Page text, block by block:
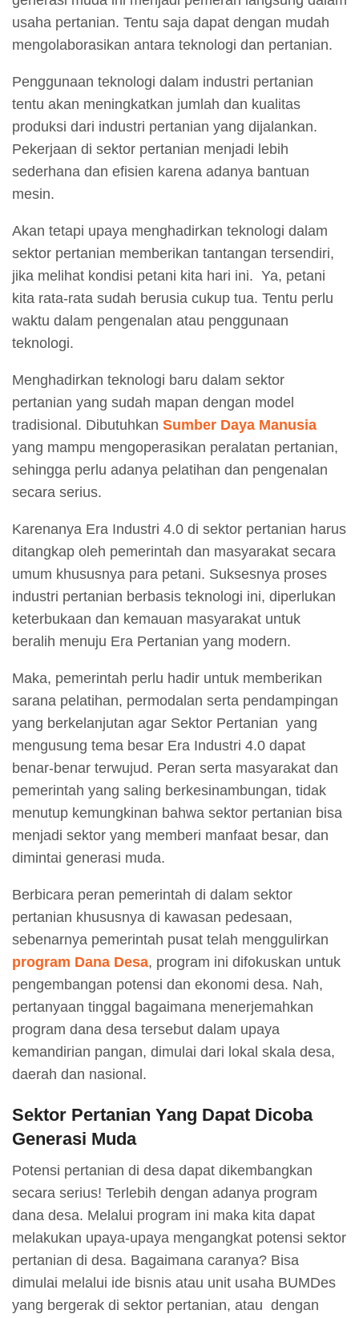
usaha pertanian. Tentu saja dapat dengan mudah
mengolaborasikan antara teknologi dan pertanian.
Penggunaan teknologi dalam industri pertanian
tentu akan meningkatkan jumlah dan kualitas
produksi dari industri pertanian yang dijalankan.
Pekerjaan di sektor pertanian menjadi lebih
sederhana dan efisien karena adanya bantuan
mesin.
Akan tetapi upaya menghadirkan teknologi dalam
sektor pertanian memberikan tantangan tersendiri,
jika melihat kondisi petani kita hari ini. Ya, petani
kita rata-rata sudah berusia cukup tua. Tentu perlu
waktu dalam pengenalan atau penggunaan
teknologi.
Menghadirkan teknologi baru dalam sektor
pertanian yang sudah mapan dengan model
tradisional. Dibutuhkan Sumber Daya Manusia
yang mampu mengoperasikan peralatan pertanian,
sehingga perlu adanya pelatihan dan pengenalan
secara serius.
Karenanya Era Industri 4.0 di sektor pertanian harus
ditangkap oleh pemerintah dan masyarakat secara
umum khususnya para petani. Suksesnya proses
industri pertanian berbasis teknologi ini, diperlukan
keterbukaan dan kemauan masyarakat untuk
beralih menuju Era Pertanian yang modern.
Maka, pemerintah perlu hadir untuk memberikan
sarana pelatihan, permodalan serta pendampingan
yang berkelanjutan agar Sektor Pertanian yang
mengusung tema besar Era Industri 4.0 dapat
benar-benar terwujud. Peran serta masyarakat dan
pemerintah yang saling berkesinambungan, tidak
menutup kemungkinan bahwa sektor pertanian bisa
menjadi sektor yang memberi manfaat besar, dan
dimintai generasi muda.
Berbicara peran pemerintah di dalam sektor
pertanian khususnya di kawasan pedesaan,
sebenarnya pemerintah pusat telah menggulirkan
program Dana Desa, program ini difokuskan untuk
pengembangan potensi dan ekonomi desa. Nah,
pertanyaan tinggal bagaimana menerjemahkan
program dana desa tersebut dalam upaya
kemandirian pangan, dimulai dari lokal skala desa,
daerah dan nasional.
Sektor Pertanian Yang Dapat Dicoba
Generasi Muda
Potensi pertanian di desa dapat dikembangkan
secara serius! Terlebih dengan adanya program
dana desa. Melalui program ini maka kita dapat
melakukan upaya-upaya mengangkat potensi sektor
pertanian di desa. Bagaimana caranya? Bisa
dimulai melalui ide bisnis atau unit usaha BUMDes
yang bergerak di sektor pertanian, atau dengan